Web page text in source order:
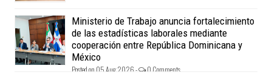
Ministerio de Trabajo anuncia fortalecimiento
de las estadísticas laborales mediante
cooperación entre República Dominicana y
México
Posted on 05 Aug 2026 - 0 Comments